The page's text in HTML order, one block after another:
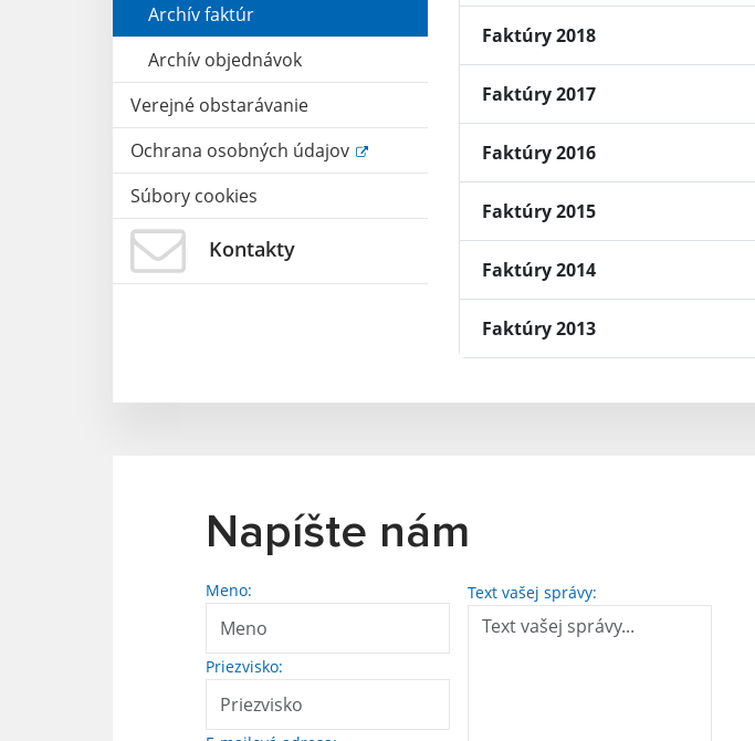
Archív faktúr
Archív objednávok
Verejné obstarávanie
Ochrana osobných údajov
Súbory cookies
Kontakty
Faktúry 2018
Faktúry 2017
Faktúry 2016
Faktúry 2015
Faktúry 2014
Faktúry 2013
Napíšte nám
Meno:
Priezvisko:
Text vašej správy: